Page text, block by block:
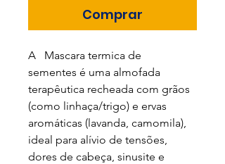
Comprar
A Mascara termica de
sementes é uma almofada
terapêutica recheada com grãos
(como linhaça/trigo) e ervas
aromáticas (lavanda, camomila),
ideal para alívio de tensões,
dores de cabeça, sinusite e